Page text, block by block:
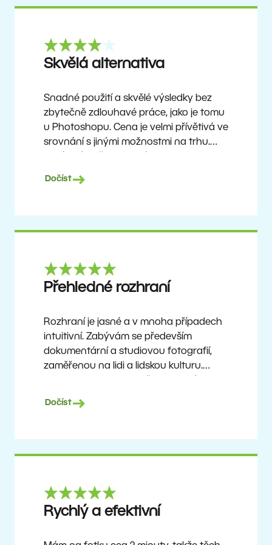
Skvělá alternativa
Snadné použití a skvělé výsledky bez
zbytečně zdlouhavé práce, jako je tomu
u Photoshopu. Cena je velmi přívětivá ve
srovnání s jinými možnostmi na trhu.
uživatelům, kteří chtějí dosáhnout
pokročilejší funkce, jakmile si na program
Ron
Dočíst
Přehledné rozhraní
Rozhraní je jasné a v mnoha případech
intuitivní. Zabývám se především
dokumentární a studiovou fotografií,
zaměřenou na lidi a lidskou kulturu.
a vylepšuje. Už asi 6 let je mým hlavním
Ulf Söderberg
Dočíst
Rychlý a efektivní